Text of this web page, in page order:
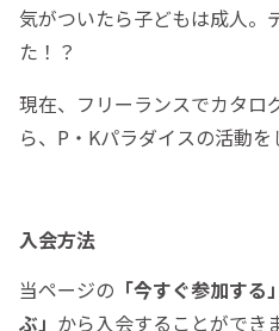
気がついたら子どもは成人。
た！？
現在、フリーランスでカタロ
ら、P・Kパラダイスの活動を
入会方法
当ページの 「今すぐ参加する」
ぶ」 から入会することができ